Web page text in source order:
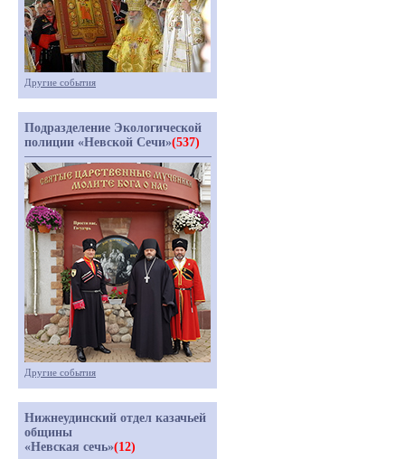
Другие события
Подразделение Экологической
полиции «Невской Сечи»(537)
Другие события
Нижнеудинский отдел казачьей
общины
«Невская сечь»(12)